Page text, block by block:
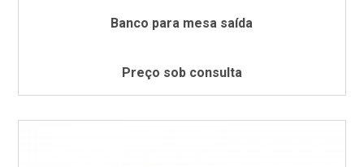
Banco para mesa saída
Preço sob consulta